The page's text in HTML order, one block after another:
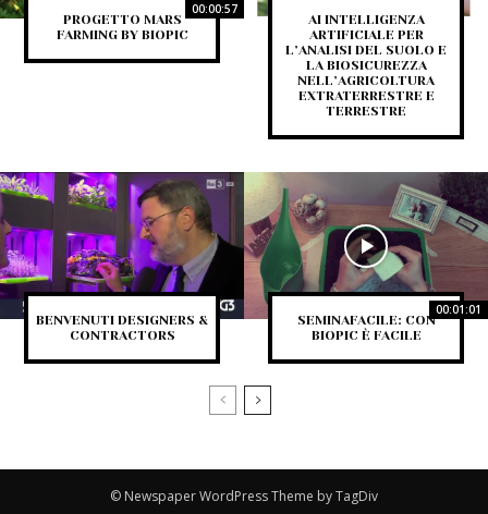
00:00:57
PROGETTO MARS
FARMING BY BIOPIC
AI INTELLIGENZA
ARTIFICIALE PER
L’ANALISI DEL SUOLO E
LA BIOSICUREZZA
NELL’AGRICOLTURA
EXTRATERRESTRE E
TERRESTRE
BENVENUTI DESIGNERS &
CONTRACTORS
00:01:01
SEMINAFACILE: CON
BIOPIC È FACILE
© Newspaper WordPress Theme by TagDiv